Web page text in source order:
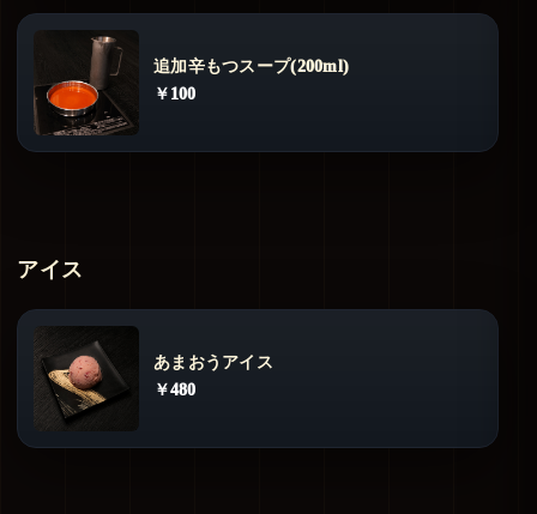
追加辛もつスープ(200ml)
￥100
アイス
あまおうアイス
￥480